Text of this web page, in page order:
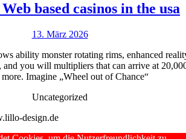
chips
based casinos in the usa
13. März 202613.
2026
ability monster rotating rims, enhanced
and you will multipliers that can arrive at
Imagine „Wheel out of Chance“
Uncategorized
design.de